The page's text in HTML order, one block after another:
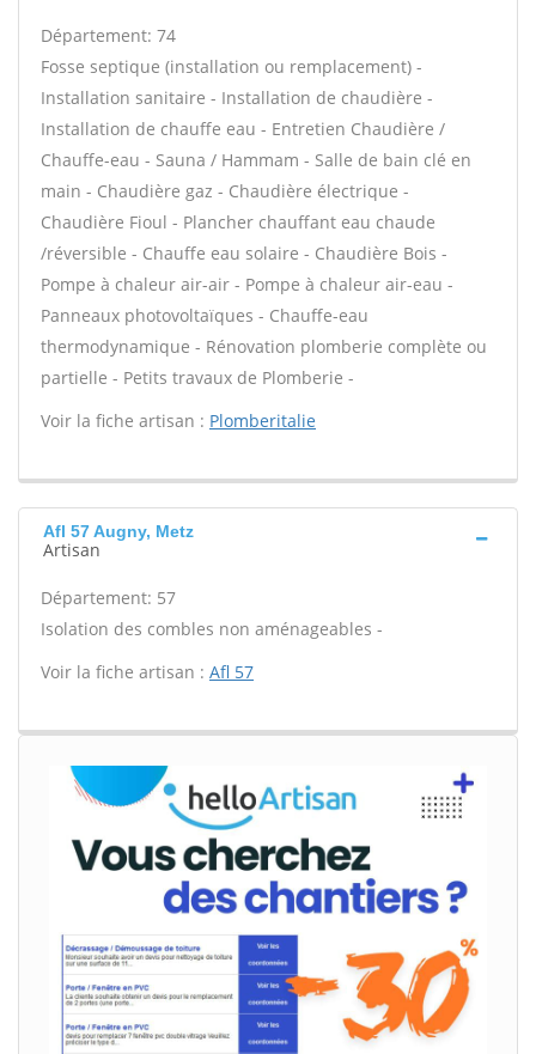
Département: 74
Fosse septique (installation ou remplacement) -
Installation sanitaire - Installation de chaudière -
Installation de chauffe eau - Entretien Chaudière /
Chauffe-eau - Sauna / Hammam - Salle de bain clé en
main - Chaudière gaz - Chaudière électrique -
Chaudière Fioul - Plancher chauffant eau chaude
/réversible - Chauffe eau solaire - Chaudière Bois -
Pompe à chaleur air-air - Pompe à chaleur air-eau -
Panneaux photovoltaïques - Chauffe-eau
thermodynamique - Rénovation plomberie complète ou
partielle - Petits travaux de Plomberie -
Voir la fiche artisan : Plomberitalie
Afl 57 Augny, Metz
Artisan
Département: 57
Isolation des combles non aménageables -
Voir la fiche artisan : Afl 57